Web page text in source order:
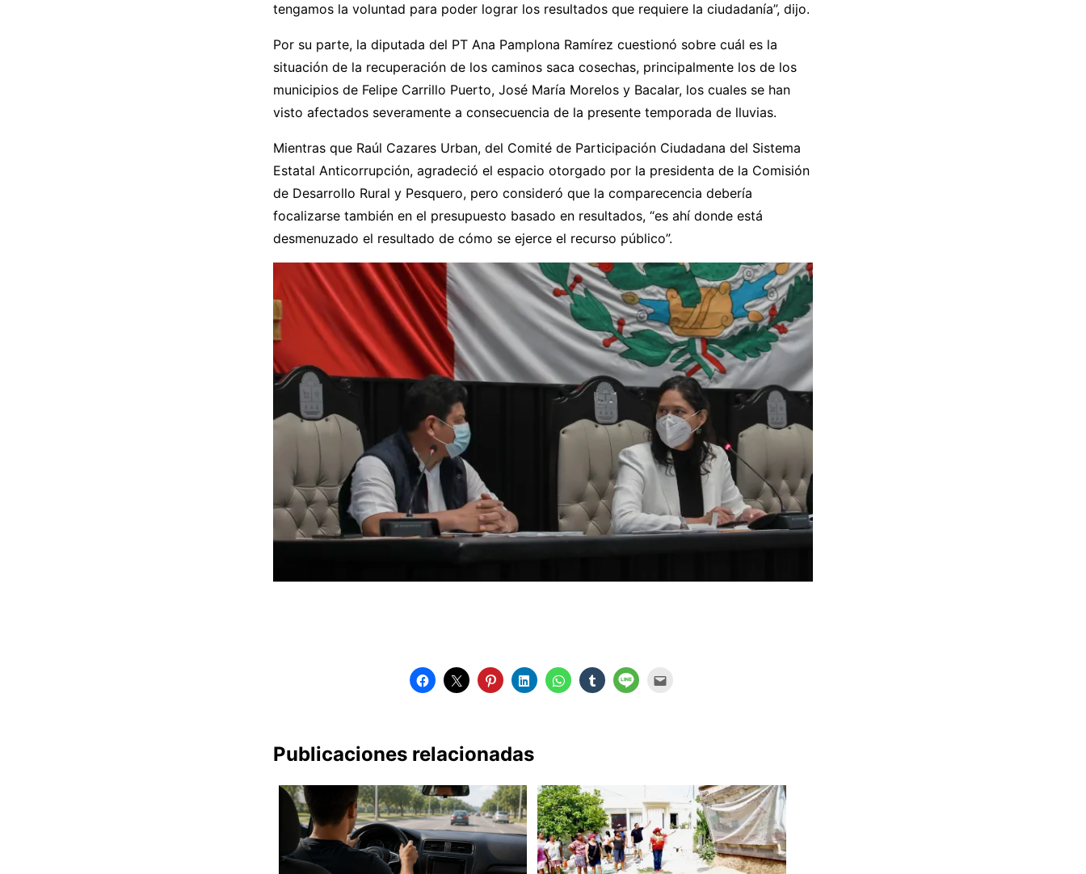
tengamos la voluntad para poder lograr los resultados que requiere la ciudadanía”, dijo.
Por su parte, la diputada del PT Ana Pamplona Ramírez cuestionó sobre cuál es la
situación de la recuperación de los caminos saca cosechas, principalmente los de los
municipios de Felipe Carrillo Puerto, José María Morelos y Bacalar, los cuales se han
visto afectados severamente a consecuencia de la presente temporada de lluvias.
Mientras que Raúl Cazares Urban, del Comité de Participación Ciudadana del Sistema
Estatal Anticorrupción, agradeció el espacio otorgado por la presidenta de la Comisión
de Desarrollo Rural y Pesquero, pero consideró que la comparecencia debería
focalizarse también en el presupuesto basado en resultados, “es ahí donde está
desmenuzado el resultado de cómo se ejerce el recurso público”.
Publicaciones relacionadas